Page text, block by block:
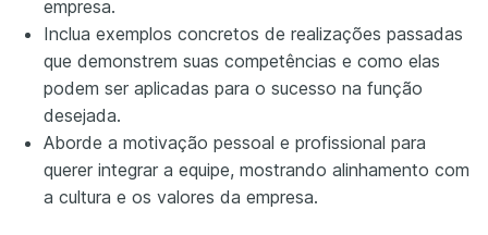
empresa.
Inclua exemplos concretos de realizações passadas
que demonstrem suas competências e como elas
podem ser aplicadas para o sucesso na função
desejada.
Aborde a motivação pessoal e profissional para
querer integrar a equipe, mostrando alinhamento com
a cultura e os valores da empresa.